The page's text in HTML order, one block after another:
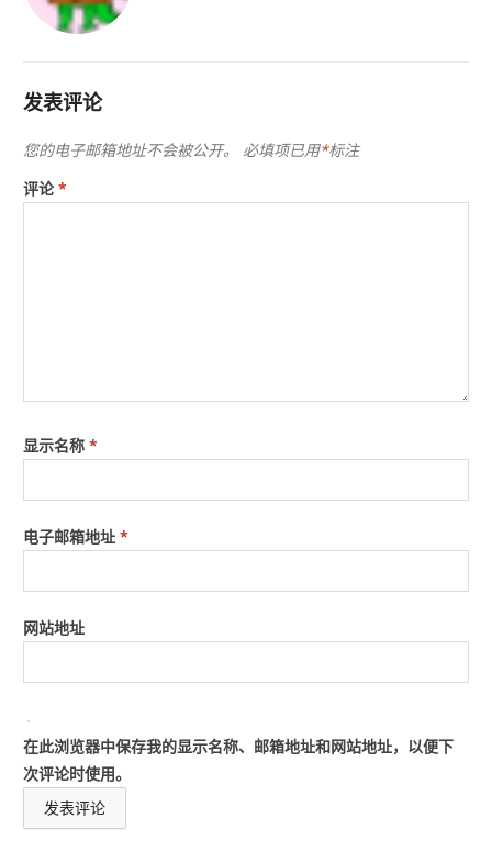
发表评论
您的电子邮箱地址不会被公开。 必填项已用*标注
评论*
显示名称*
电子邮箱地址*
网站地址
在此浏览器中保存我的显示名称、邮箱地址和网站地址，以便下
次评论时使用。